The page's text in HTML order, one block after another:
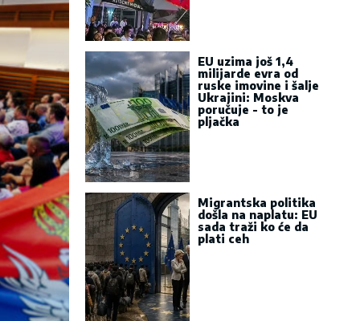
EU uzima još 1,4
milijarde evra od
ruske imovine i šalje
Ukrajini: Moskva
poručuje - to je
pljačka
Migrantska politika
došla na naplatu: EU
sada traži ko će da
plati ceh